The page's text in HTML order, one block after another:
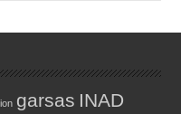
garsas INAD